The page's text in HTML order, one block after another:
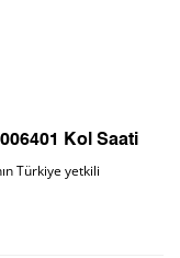
Kol Saati
Türkiye yetkili